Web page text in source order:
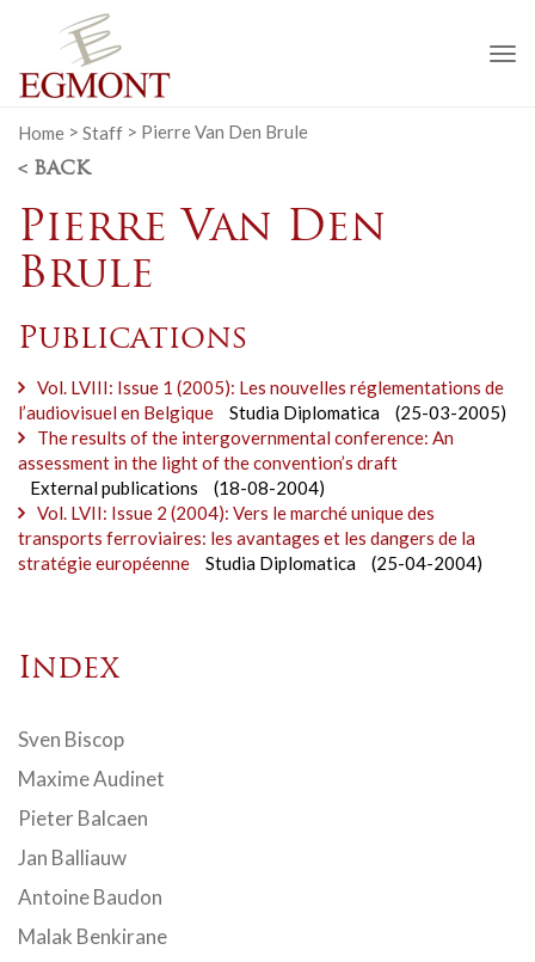
Home > Staff > Pierre Van Den Brule
< BACK
Pierre Van Den
Brule
Publications
Vol. LVIII: Issue 1 (2005): Les nouvelles réglementations de
l’audiovisuel en Belgique
Studia Diplomatica
(25-03-2005)
The results of the intergovernmental conference: An
assessment in the light of the convention’s draft
External publications
(18-08-2004)
Vol. LVII: Issue 2 (2004): Vers le marché unique des
transports ferroviaires: les avantages et les dangers de la
stratégie européenne
Studia Diplomatica (25-04-2004)
Index
Sven Biscop
Maxime Audinet
Pieter Balcaen
Jan Balliauw
Antoine Baudon
Malak Benkirane